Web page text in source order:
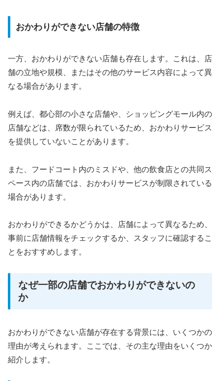
おかわりができない店舗の特徴
一方、おかわりができない店舗も存在します。これは、店
舗の立地や規模、またはその他のサービス内容によって異
なる場合があります。
例えば、都心部の小さな店舗や、ショッピングモール内の
店舗などは、席数が限られているため、おかわりサービス
を提供していないことがあります。
また、フードコート内のミスドや、他の飲食店との共同ス
ペース内の店舗では、おかわりサービスが制限されている
場合があります。
おかわりができるかどうかは、店舗によって異なるため、
事前に店舗情報をチェックするか、スタッフに確認するこ
とをおすすめします。
なぜ一部の店舗でおかわりができないの
か
おかわりができない店舗が存在する背景には、いくつかの
理由が考えられます。ここでは、その主な理由をいくつか
紹介します。